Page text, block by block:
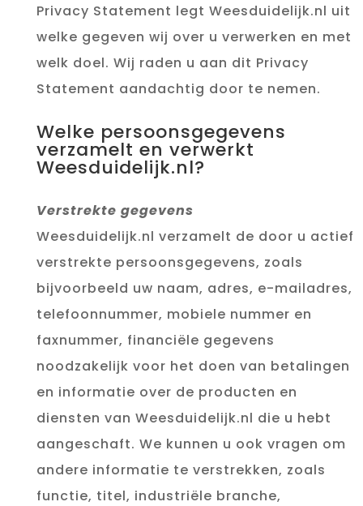
Privacy Statement legt Weesduidelijk.nl uit
welke gegeven wij over u verwerken en met
welk doel. Wij raden u aan dit Privacy
Statement aandachtig door te nemen.
Welke persoonsgegevens
verzamelt en verwerkt
Weesduidelijk.nl?
Verstrekte gegevens
Weesduidelijk.nl verzamelt de door u actief
verstrekte persoonsgegevens, zoals
bijvoorbeeld uw naam, adres, e-mailadres,
telefoonnummer, mobiele nummer en
faxnummer, financiële gegevens
noodzakelijk voor het doen van betalingen
en informatie over de producten en
diensten van Weesduidelijk.nl die u hebt
aangeschaft. We kunnen u ook vragen om
andere informatie te verstrekken, zoals
functie, titel, industriële branche,